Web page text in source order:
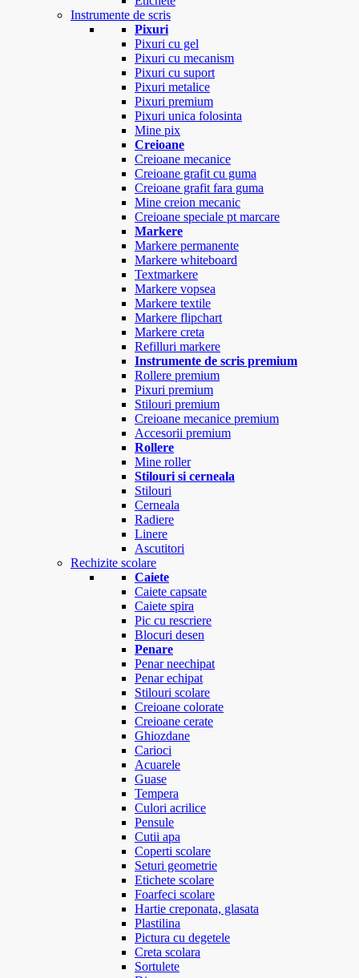
Instrumente de scris
Pixuri
Pixuri cu gel
Pixuri cu mecanism
Pixuri cu suport
Pixuri metalice
Pixuri premium
Pixuri unica folosinta
Mine pix
Creioane
Creioane mecanice
Creioane grafit cu guma
Creioane grafit fara guma
Mine creion mecanic
Creioane speciale pt marcare
Markere
Markere permanente
Markere whiteboard
Textmarkere
Markere vopsea
Markere textile
Markere flipchart
Markere creta
Refilluri markere
Instrumente de scris premium
Rollere premium
Pixuri premium
Stilouri premium
Creioane mecanice premium
Accesorii premium
Rollere
Mine roller
Stilouri si cerneala
Stilouri
Cerneala
Radiere
Linere
Ascutitori
Rechizite scolare
Caiete
Caiete capsate
Caiete spira
Pic cu rescriere
Blocuri desen
Penare
Penar neechipat
Penar echipat
Stilouri scolare
Creioane colorate
Creioane cerate
Ghiozdane
Carioci
Acuarele
Guase
Tempera
Culori acrilice
Pensule
Cutii apa
Coperti scolare
Seturi geometrie
Etichete scolare
Foarfeci scolare
Hartie creponata, glasata
Plastilina
Pictura cu degetele
Creta scolara
Sortulete